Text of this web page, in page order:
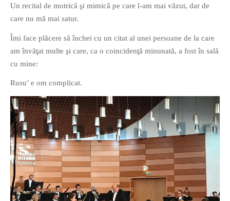
Un recital de motrică şi mimică pe care l-am mai văzut, dar de
care nu mă mai satur.
Îmi face plăcere să închei cu un citat al unei persoane de la care
am învăţat multe şi care, ca o coincidenţă minunată, a fost în sală
cu mine:
Rusu’ e om complicat.